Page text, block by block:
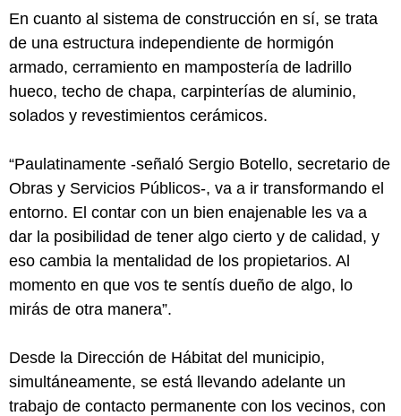
En cuanto al sistema de construcción en sí, se trata
de una estructura independiente de hormigón
armado, cerramiento en mampostería de ladrillo
hueco, techo de chapa, carpinterías de aluminio,
solados y revestimientos cerámicos.
“Paulatinamente -señaló Sergio Botello, secretario de
Obras y Servicios Públicos-, va a ir transformando el
entorno. El contar con un bien enajenable les va a
dar la posibilidad de tener algo cierto y de calidad, y
eso cambia la mentalidad de los propietarios. Al
momento en que vos te sentís dueño de algo, lo
mirás de otra manera”.
Desde la Dirección de Hábitat del municipio,
simultáneamente, se está llevando adelante un
trabajo de contacto permanente con los vecinos, con